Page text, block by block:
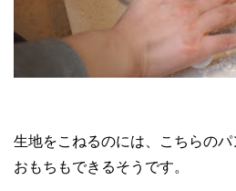
生地をこねるのには、こちらのパ
おもちもできるそうです。